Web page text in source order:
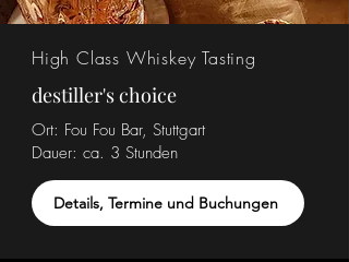
High Class Whiskey Tasting
destiller's choice
Ort: Fou Fou Bar, Stuttgart
Dauer: ca. 3 Stunden
Details, Termine und Buchungen